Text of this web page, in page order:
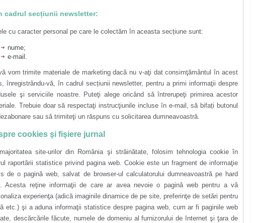
cadrul secțiunii newsletter:
cu caracter personal pe care le colectăm în aceasta secțiune sunt:
nume;
e-mail.
vom trimite materiale de marketing dacă nu v-aţi dat consimţământul în acest
înregistrându-vă, în cadrul secțiunii newsletter, pentru a primi informaţii despre
şi serviciile noastre. Puteţi alege oricând să întrerupeţi primirea acestor
Trebuie doar să respectaţi instrucţiunile incluse în e-mail, să bifați butonul
sau să trimiteţi un răspuns cu solicitarea dumneavoastră.
cookies şi fişiere jurnal
site-urilor din România şi străinătate, folosim tehnologia cookie în
raportării statistice privind pagina web. Cookie este un fragment de informaţie
de o pagină web, salvat de browser-ul calculatorului dumneavoastră pe hard
Acesta reţine informaţii de care ar avea nevoie o pagină web pentru a vă
experienţa (adică imaginile dinamice de pe site, preferinţe de setări pentru
etc.) şi a aduna informaţii statistice despre pagina web, cum ar fi paginile web
descărcările făcute, numele de domeniu al furnizorului de Internet şi ţara de